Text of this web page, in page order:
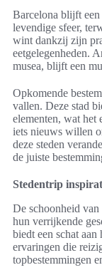
Barcelona blijft
levendige sfeer,
wint dankzij zijn
eetgelegenheden.
musea, blijft een
Opkomende
vallen. Deze stad
elementen, wat het
iets nieuws willen
deze steden
de juiste
Stedentrip
De schoonheid
hun verrijkende
biedt een schat
ervaringen die
topbestemmingen